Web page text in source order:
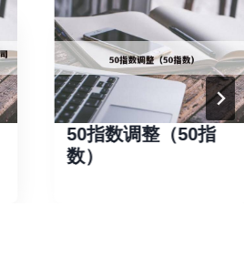
50指数调整（50指
数）